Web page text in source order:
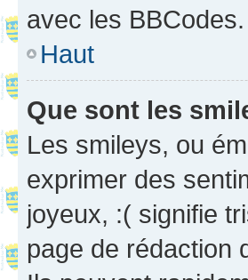
avec les BBCodes.
Haut
Que sont les
Les smileys, ou
exprimer des
joyeux, :( signifie
page de rédaction